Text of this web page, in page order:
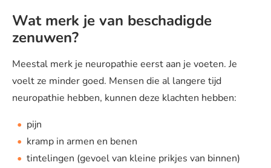
Wat merk je van beschadigde
zenuwen?
Meestal merk je neuropathie eerst aan je voeten. Je
voelt ze minder goed. Mensen die al langere tijd
neuropathie hebben, kunnen deze klachten hebben:
pijn
kramp in armen en benen
tintelingen (gevoel van kleine prikjes van binnen)